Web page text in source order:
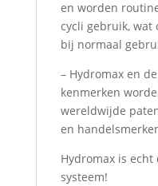
en worden
cycli gebruik, wat
bij normaal
– Hydromax en
kenmerken
wereldwijde
en
Hydromax is
systeem!